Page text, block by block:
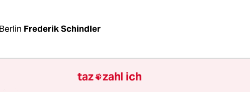
Frederik Schindler
Dating-App für schwule und bisexuelle Männer,
künftig gegen diskriminierende Äußerungen in den
taz zahl ich